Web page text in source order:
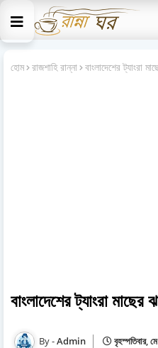
হোম রাজশাহি রান্না বাংলাদেশের ট্যাংরা
বাংলাদেশের ট্যাংরা মাছের
Admin বৃহস্পতিবার,